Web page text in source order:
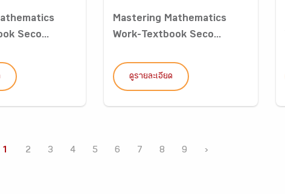
Seco...
Mastering Mathematics
Work-Textbook Seco...
ดูรายละเอียด
1 2 3 4 5 6 7 8 9 ›